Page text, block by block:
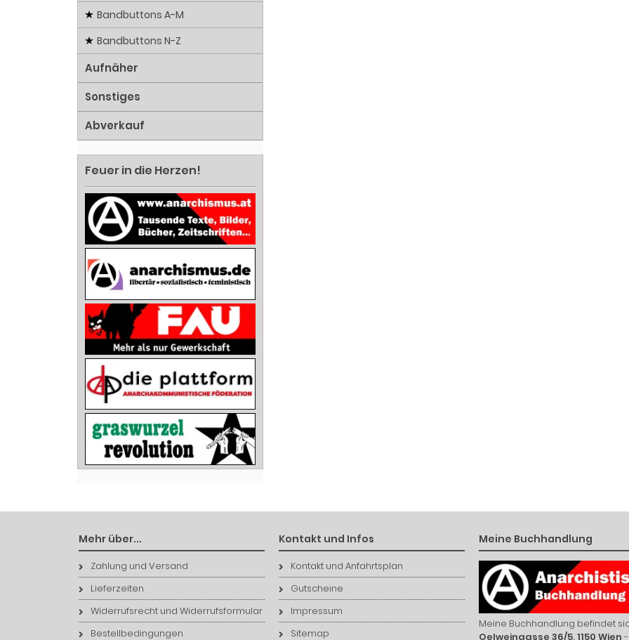
Bandbuttons A-M
Bandbuttons N-Z
Aufnäher
Sonstiges
Abverkauf
Feuer in die Herzen!
Mehr über...
Zahlung und Versand
Lieferzeiten
Widerrufsrecht und Widerrufsformular
Bestellbedingungen
Kontakt und Infos
Kontakt und Anfahrtsplan
Gutscheine
Impressum
Sitemap
Meine Buchhandlung
Meine Buchhandlung befindet
Oelweingasse 36/5, 1150 Wien-